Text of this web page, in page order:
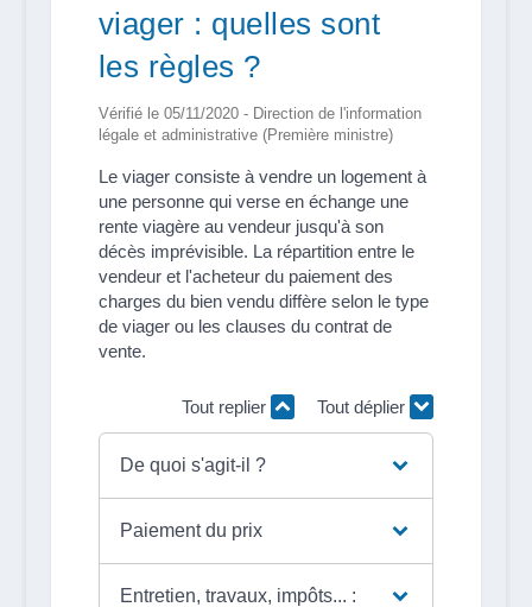
viager : quelles sont
les règles ?
Vérifié le 05/11/2020 - Direction de l'information
légale et administrative (Première ministre)
Le viager consiste à vendre un logement à
une personne qui verse en échange une
rente viagère au vendeur jusqu'à son
décès imprévisible. La répartition entre le
vendeur et l'acheteur du paiement des
charges du bien vendu diffère selon le type
de viager ou les clauses du contrat de
vente.
Tout replier Tout déplier
De quoi s'agit-il ?
Paiement du prix
Entretien, travaux, impôts... :